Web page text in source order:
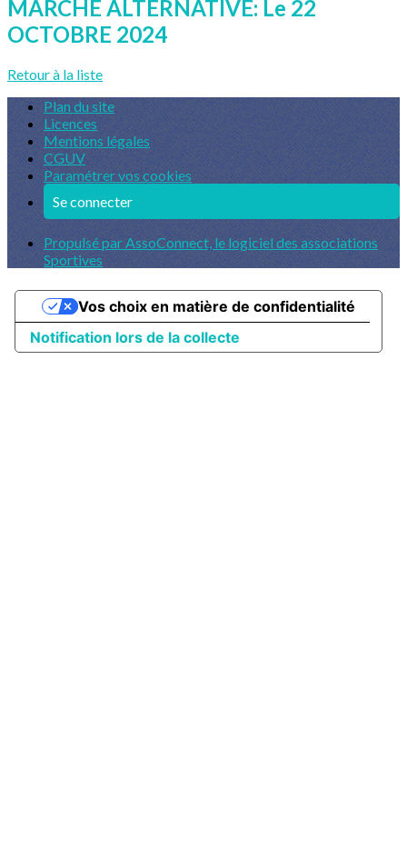
MARCHE ALTERNATIVE: Le 22
OCTOBRE 2024
Retour à la liste
Plan du site
Licences
Mentions légales
CGUV
Paramétrer vos cookies
Se connecter
Propulsé par AssoConnect, le logiciel des associations
Sportives
Notification lors de la collecte
Vos choix en matière de confidentialité